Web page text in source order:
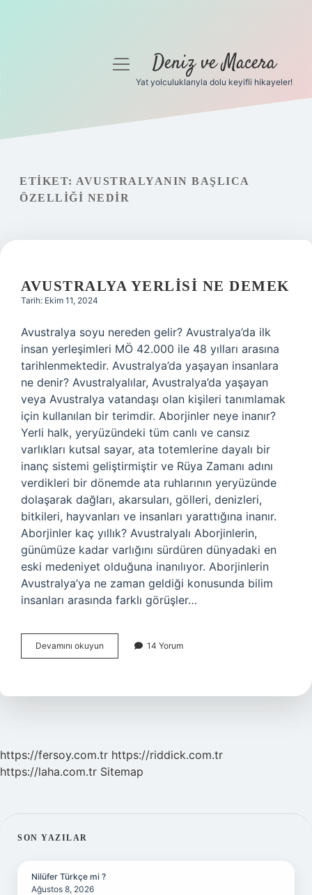
Gizlilik Politikası
Hakkımızda
menüyüDeniz ve Macera
Yat yolculuklarıyla dolu keyifli hikayeler!
ETIKET: AVUSTRALYANIN BAŞLICA
ÖZELLIĞI NEDIR
AVUSTRALYA YERLISI NE DEMEK
Tarih: Ekim 11, 2024
Avustralya soyu nereden gelir? Avustralya’da ilk
insan yerleşimleri MÖ 42.000 ile 48 yılları arasına
tarihlenmektedir. Avustralya’da yaşayan insanlara
ne denir? Avustralyalılar, Avustralya’da yaşayan
veya Avustralya vatandaşı olan kişileri tanımlamak
için kullanılan bir terimdir. Aborjinler neye inanır?
Yerli halk, yeryüzündeki tüm canlı ve cansız
varlıkları kutsal sayar, ata totemlerine dayalı bir
inanç sistemi geliştirmiştir ve Rüya Zamanı adını
verdikleri bir dönemde ata ruhlarının yeryüzünde
dolaşarak dağları, akarsuları, gölleri, denizleri,
bitkileri, hayvanları ve insanları yarattığına inanır.
Aborjinler kaç yıllık? Avustralyalı Aborjinlerin,
günümüze kadar varlığını sürdüren dünyadaki en
eski medeniyet olduğuna inanılıyor. Aborjinlerin
Avustralya’ya ne zaman geldiği konusunda bilim
insanları arasında farklı görüşler…
Devamını okuyun Avustralya
Yerlisi
14 Yorum
https://fersoy.com.tr https://riddick.com.tr
https://laha.com.tr Sitemap
SIDEBAR
SON YAZILAR
Nilüfer Türkçe mi ?
Ağustos 8, 2026